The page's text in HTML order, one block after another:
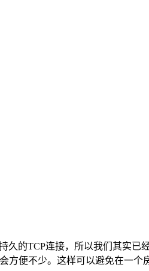
久的TCP连接，所以我们其实已
便不少。这样可以避免在一个